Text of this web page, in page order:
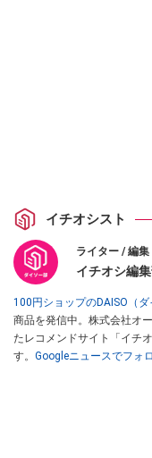
イチオシスト
ライター / 編集
イチオシ編
100円ショップのDAISO（ダ
商品を発信中。株式会社オ
たレコメンドサイト「イチ
す。 Googleニュースでフォ